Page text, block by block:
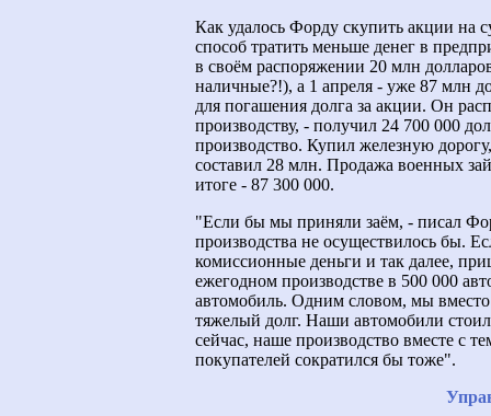
Как удалось Форду скупить акции на
способ тратить меньше денег в
в своём распоряжении 20 млн
наличные?!), а 1 апреля - уже 87 млн
для погашения долга за акции. Он
производству, - получил 24 700 000
производство. Купил железную
составил 28 млн. Продажа военных
итоге - 87 300 000.
"Если бы мы приняли заём, - писал
производства не осуществилось бы.
комиссионные деньги и так далее,
ежегодном производстве в 500 000
автомобиль. Одним словом, мы
тяжелый долг. Наши автомобили
сейчас, наше производство вместе с
покупателей сократился бы тоже".